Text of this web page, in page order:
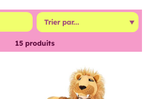
15produits